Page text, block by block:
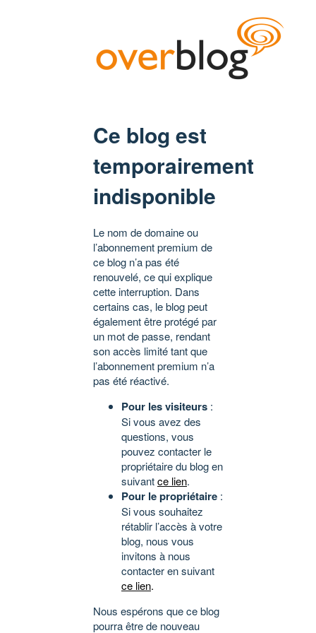
Ce blog est
temporairement
indisponible
Le nom de domaine ou
l’abonnement premium de
ce blog n’a pas été
renouvelé, ce qui explique
cette interruption. Dans
certains cas, le blog peut
également être protégé par
un mot de passe, rendant
son accès limité tant que
l’abonnement premium n’a
pas été réactivé.
Pour les visiteurs :
Si vous avez des
questions, vous
pouvez contacter le
propriétaire du blog en
suivantce lien.
Pour le propriétaire :
Si vous souhaitez
rétablir l’accès à votre
blog, nous vous
invitons à nous
contacter en suivant
ce lien.
Nous espérons que ce blog
pourra être de nouveau